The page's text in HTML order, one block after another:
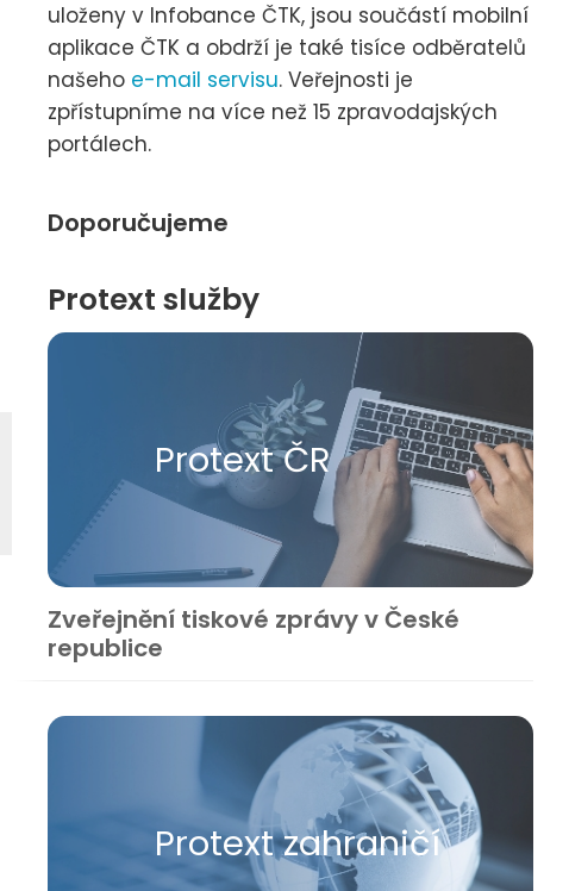
uloženy v Infobance ČTK, jsou součástí mobilní
aplikace ČTK a obdrží je také tisíce odběratelů
našeho e-mail servisu. Veřejnosti je
zpřístupníme na více než 15 zpravodajských
portálech.
Doporučujeme
Protext služby
Protext ČR
Zveřejnění tiskové zprávy v České
republice
Protext zahraničí